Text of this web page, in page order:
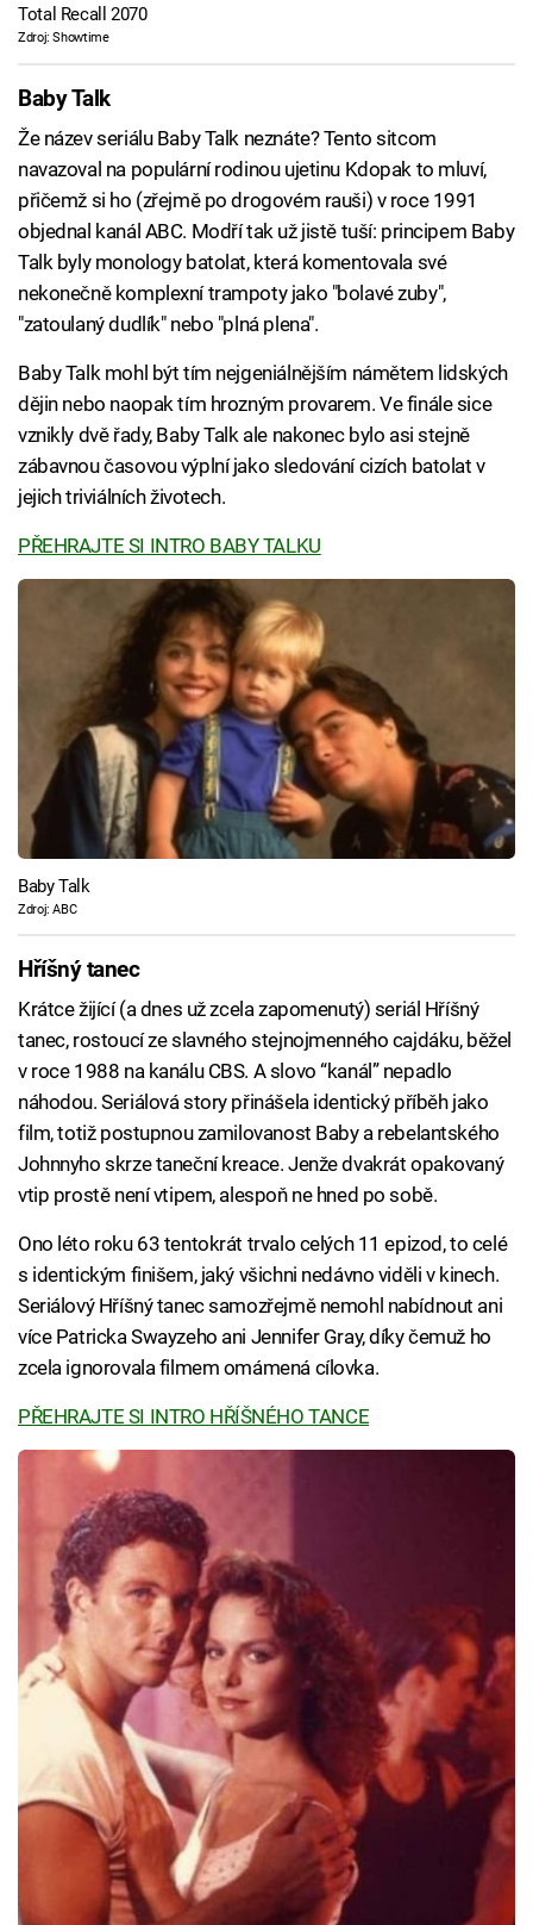
Total Recall 2070
Zdroj: Showtime
Baby Talk
Že název seriálu Baby Talk neznáte? Tento sitcom
navazoval na populární rodinou ujetinu Kdopak to mluví,
přičemž si ho (zřejmě po drogovém rauši) v roce 1991
objednal kanál ABC. Modří tak už jistě tuší: principem Baby
Talk byly monology batolat, která komentovala své
nekonečně komplexní trampoty jako "bolavé zuby",
"zatoulaný dudlík" nebo "plná plena".
Baby Talk mohl být tím nejgeniálnějším námětem lidských
dějin nebo naopak tím hrozným provarem. Ve finále sice
vznikly dvě řady, Baby Talk ale nakonec bylo asi stejně
zábavnou časovou výplní jako sledování cizích batolat v
jejich triviálních životech.
PŘEHRAJTE SI INTRO BABY TALKU
Baby Talk
Zdroj: ABC
Hříšný tanec
Krátce žijící (a dnes už zcela zapomenutý) seriál Hříšný
tanec, rostoucí ze slavného stejnojmenného cajdáku, běžel
v roce 1988 na kanálu CBS. A slovo “kanál” nepadlo
náhodou. Seriálová story přinášela identický příběh jako
film, totiž postupnou zamilovanost Baby a rebelantského
Johnnyho skrze taneční kreace. Jenže dvakrát opakovaný
vtip prostě není vtipem, alespoň ne hned po sobě.
Ono léto roku 63 tentokrát trvalo celých 11 epizod, to celé
s identickým finišem, jaký všichni nedávno viděli v kinech.
Seriálový Hříšný tanec samozřejmě nemohl nabídnout ani
více Patricka Swayzeho ani Jennifer Gray, díky čemuž ho
zcela ignorovala filmem omámená cílovka.
PŘEHRAJTE SI INTRO HŘÍŠNÉHO TANCE